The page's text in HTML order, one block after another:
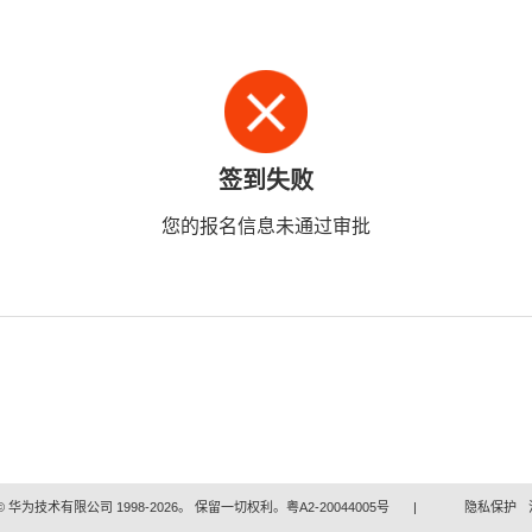
签到失败
您的报名信息未通过审批
华为技术有限公司 1998-2026。 保留一切权利。粤A2-20044005号 | 隐私保护